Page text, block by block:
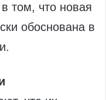
том, что новая
обоснована в